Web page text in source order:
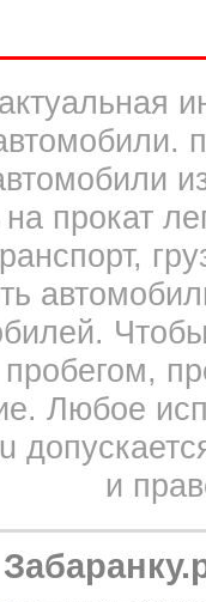
на прокат
Любое
и